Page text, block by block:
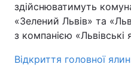
здійснюватимуть
«Зелений Львів» та
з компанією «Львівські
Відкриття головної